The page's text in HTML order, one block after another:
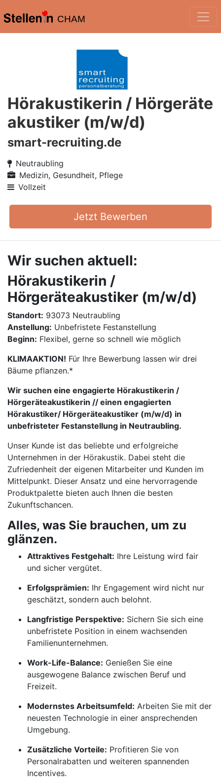
CHAM
Hörakustikerin / Hörgeräte
akustiker (m/w/d)
smart-recruiting.de
Neutraubling
Medizin, Gesundheit, Pflege
Vollzeit
Jetzt Bewerben
Wir suchen aktuell:
Hörakustikerin /
Hörgeräteakustiker (m/w/d)
Standort: 93073 Neutraubling
Anstellung: Unbefristete Festanstellung
Beginn: Flexibel, gerne so schnell wie möglich
KLIMAAKTION! Für Ihre Bewerbung lassen wir drei
Bäume pflanzen.*
Wir suchen eine engagierte Hörakustikerin /
Hörgeräteakustikerin // einen engagierten
Hörakustiker/ Hörgeräteakustiker (m/w/d) in
unbefristeter Festanstellung in Neutraubling.
Unser Kunde ist das beliebte und erfolgreiche
Unternehmen in der Hörakustik. Dabei steht die
Zufriedenheit der eigenen Mitarbeiter und Kunden im
Mittelpunkt. Dieser Ansatz und eine hervorragende
Produktpalette bieten auch Ihnen die besten
Zukunftschancen.
Alles, was Sie brauchen, um zu
glänzen.
Attraktives Festgehalt: Ihre Leistung wird fair
und sicher vergütet.
Erfolgsprämien: Ihr Engagement wird nicht nur
geschätzt, sondern auch belohnt.
Langfristige Perspektive: Sichern Sie sich eine
unbefristete Position in einem wachsenden
Familienunternehmen.
Work-Life-Balance: Genießen Sie eine
ausgewogene Balance zwischen Beruf und
Freizeit.
Modernstes Arbeitsumfeld: Arbeiten Sie mit der
neuesten Technologie in einer ansprechenden
Umgebung.
Zusätzliche Vorteile: Profitieren Sie von
Personalrabatten und weiteren spannenden
Incentives.